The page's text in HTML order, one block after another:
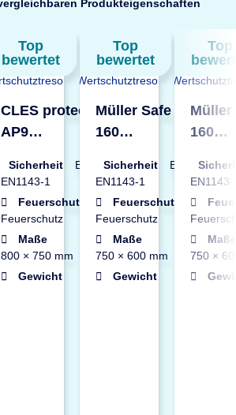
Produkteigenschaften
nach
Leichter
×
kg
Top
bewertet
CLES protect
AP9
Sicherheit
EN4 nach
EN1143-1
Feuerschutz
Leichter
Feuerschutz
Maße
1550 ×
800 × 750 mm
Gewicht
1120 kg
Top
bewertet
Müller Safe EN1-
160
Sicherheit
EN1 nach
EN1143-1
Feuerschutz
Leichter
Feuerschutz
Maße
1600 ×
750 × 600 mm
Gewicht
355 kg
Top
Müller
160
EN1143-
Maße
750 ×